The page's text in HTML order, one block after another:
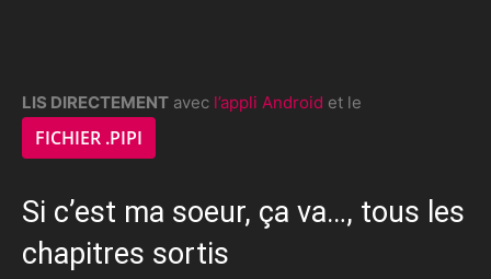
LIS DIRECTEMENT avec l’appli Android et le
FICHIER .PIPI
Si c’est ma soeur, ça va…, tous les
chapitres sortis